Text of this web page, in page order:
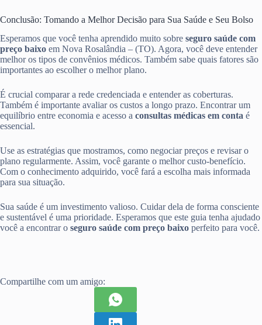
Conclusão: Tomando a Melhor Decisão para Sua Saúde e Seu Bolso
Esperamos que você tenha aprendido muito sobre seguro saúde com
preço baixo em Nova Rosalândia – (TO). Agora, você deve entender
melhor os tipos de convênios médicos. Também sabe quais fatores são
importantes ao escolher o melhor plano.
É crucial comparar a rede credenciada e entender as coberturas.
Também é importante avaliar os custos a longo prazo. Encontrar um
equilíbrio entre economia e acesso a consultas médicas em conta é
essencial.
Use as estratégias que mostramos, como negociar preços e revisar o
plano regularmente. Assim, você garante o melhor custo-benefício.
Com o conhecimento adquirido, você fará a escolha mais informada
para sua situação.
Sua saúde é um investimento valioso. Cuidar dela de forma consciente
e sustentável é uma prioridade. Esperamos que este guia tenha ajudado
você a encontrar o seguro saúde com preço baixo perfeito para você.
Compartilhe com um amigo: